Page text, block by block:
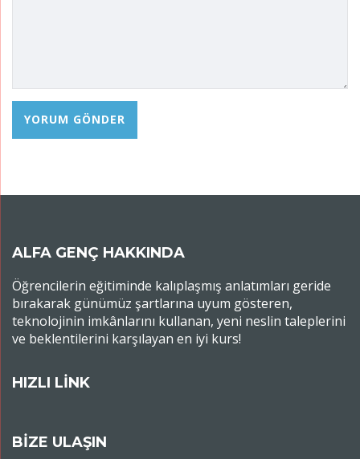
ALFA GENÇ HAKKINDA
Öğrencilerin eğitiminde kalıplaşmış anlatımları geride
bırakarak günümüz şartlarına uyum gösteren,
teknolojinin imkânlarını kullanan, yeni neslin taleplerini
ve beklentilerini karşılayan en iyi kurs!
HIZLI LİNK
BİZE ULAŞIN